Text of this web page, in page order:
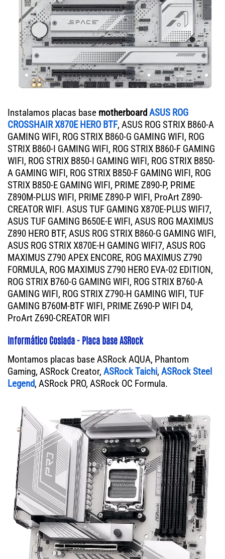
Instalamos placas base motherboardASUS ROG
CROSSHAIR X870E HERO BTF, ASUS ROG STRIX B860-A
GAMING WIFI, ROG STRIX B860-G GAMING WIFI, ROG
STRIX B860-I GAMING WIFI, ROG STRIX B860-F GAMING
WIFI, ROG STRIX B850-I GAMING WIFI, ROG STRIX B850-
A GAMING WIFI, ROG STRIX B850-F GAMING WIFI, ROG
STRIX B850-E GAMING WIFI, PRIME Z890-P, PRIME
Z890M-PLUS WIFI, PRIME Z890-P WIFI, ProArt Z890-
CREATOR WIFI. ASUS TUF GAMING X870E-PLUS WIFI7,
ASUS TUF GAMING B650E-E WIFI, ASUS ROG MAXIMUS
Z890 HERO BTF, ASUS ROG STRIX B860-G GAMING WIFI,
ASUS ROG STRIX X870E-H GAMING WIFI7, ASUS ROG
MAXIMUS Z790 APEX ENCORE, ROG MAXIMUS Z790
FORMULA, ROG MAXIMUS Z790 HERO EVA-02 EDITION,
ROG STRIX B760-G GAMING WIFI, ROG STRIX B760-A
GAMING WIFI, ROG STRIX Z790-H GAMING WIFI, TUF
GAMING B760M-BTF WIFI, PRIME Z690-P WIFI D4,
ProArt Z690-CREATOR WIFI
Informático Coslada - Placa base ASRock
Montamos placas base ASRock AQUA, Phantom
Gaming, ASRock Creator, ASRock Taichi, ASRock Steel
Legend, ASRock PRO, ASRock OC Formula.